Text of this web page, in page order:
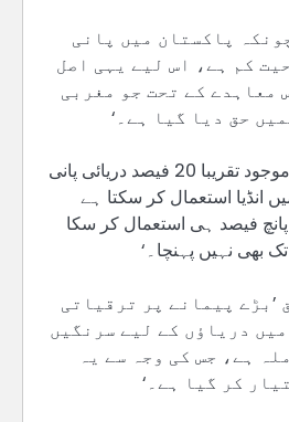
پاکستان میں پانی
کم ہے، اس لیے یہی اصل
معاہدے کے تحت جو مغربی
حق دیا گیا ہے۔‘
ان کے مطابق ’ان میں موجود تقریبا 20 فیصد دریائی پانی
انڈیا استعمال کر سکتا ہے
فیصد ہی استعمال کر سکا
’بڑے پیمانے پر ترقیاتی
دریاؤں کے لیے سرنگیں
ہے، جس کی وجہ سے یہ
کر گیا ہے۔‘